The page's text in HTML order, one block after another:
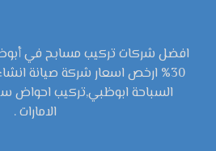
افضل شركات تركيب مسابح في
30% ارخص اسعار شركة صيانة
السباحة ابوظبي,تركيب احواض
الامارات .